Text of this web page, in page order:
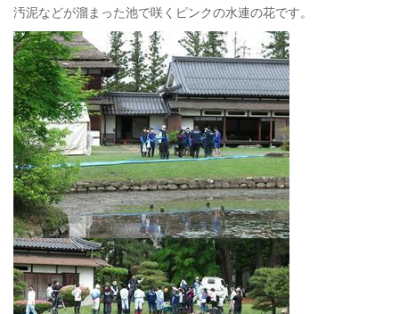
汚泥などが溜まった池で咲くピンクの水連の花です。